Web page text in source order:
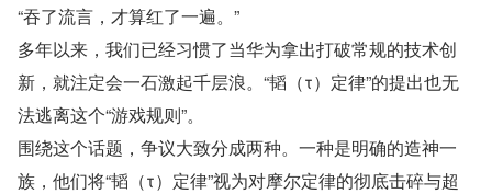
“吞了流言，才算红了一遍。”
多年以来，我们已经习惯了当华为拿出打破常规的技术创
新，就注定会一石激起千层浪。“韬（τ）定律”的提出也无
法逃离这个“游戏规则”。
围绕这个话题，争议大致分成两种。一种是明确的造神一
族，他们将“韬（τ）定律”视为对摩尔定律的彻底击碎与超